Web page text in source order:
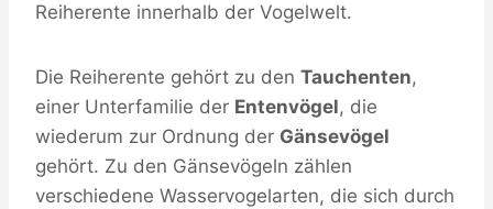
Reiherente innerhalb der Vogelwelt.
Die Reiherente gehört zu den Tauchenten,
einer Unterfamilie der Entenvögel, die
wiederum zur Ordnung der Gänsevögel
gehört. Zu den Gänsevögeln zählen
verschiedene Wasservogelarten, die sich durch